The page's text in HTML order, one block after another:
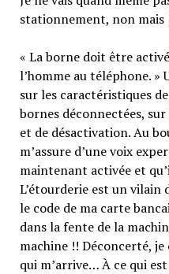
stationnement, non mais
« La borne doit être
l’homme au téléphone.
sur les caractéristiques
bornes déconnectées,
et de désactivation. Au
m’assure d’une voix
maintenant activée et
L’étourderie est un vilain
le code de ma carte
dans la fente de la
machine !! Déconcerté,
qui m’arrive… À ce qui